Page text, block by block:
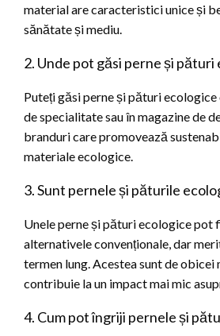
material are caracteristici unice și
sănătate și mediu.
2. Unde pot găsi perne și pături
Puteți găsi perne și pături ecologice
de specialitate sau în magazine de
branduri care promovează
materiale ecologice.
3. Sunt pernele și păturile
Unele perne și pături ecologice pot
alternativele convenționale, dar
termen lung. Acestea sunt de obicei
contribuie la un impact mai mic
4. Cum pot îngriji pernele și